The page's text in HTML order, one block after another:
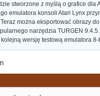
stworzone z myślą o grafice
emulatora konsoli Atari Lynx
Teraz można eksportować obrazy
narzędzia TURGEN 9.4.5.
kolejną wersję testową emulatora